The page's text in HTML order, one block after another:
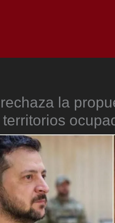
la
territorios